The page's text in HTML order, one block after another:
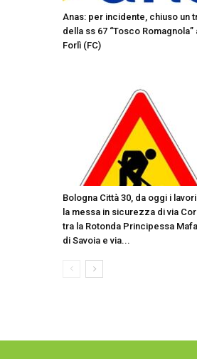
Anas: per incidente, chiuso un
della ss 67 “Tosco Romagnola”
Forlì (FC)
Bologna Città 30, da oggi i
la messa in sicurezza di via
tra la Rotonda Principessa
di Savoia e via...